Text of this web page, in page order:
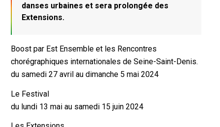
danses urbaines et sera prolongée des
Extensions.
Boost par Est Ensemble et les Rencontres
chorégraphiques internationales de Seine-Saint-Denis.
du samedi 27 avril au dimanche 5 mai 2024
Le Festival
du lundi 13 mai au samedi 15 juin 2024